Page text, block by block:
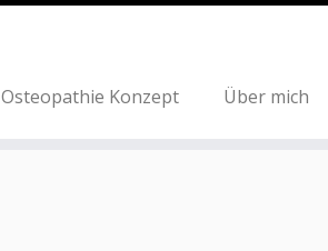
Osteopathie Konzept Über mich